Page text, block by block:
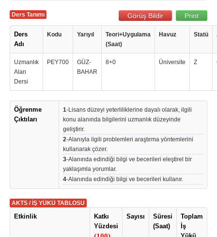
Görüş Bildir Print
Ders Tanımı
Ders
Adı
Kodu Yarıyıl
Teori+Uygulama
(Saat)
Havuz Statü
Uzmanlık
Alan
Dersi
PEY700
GÜZ-
BAHAR
8+0 Üniversite Z
Öğrenme
Çıktıları
1-Lisans düzeyi yeterliliklerine dayalı olarak, ilgili
konu alanında bilgilerini uzmanlık düzeyinde
geliştirir.
2-Alanıyla ilgili problemleri araştırma yöntemlerini
kullanarak çözer.
3-Alanında edindiği bilgi ve becerileri eleştirel bir
yaklaşımla yorumlar.
4-Alanında edindiği bilgi ve becerileri kullanır.
AKTS / İŞ YÜKÜ TABLOSU
Etkinlik
Katkı
Yüzdesi
Sayısı
Süresi
(Saat)
Toplam
İş